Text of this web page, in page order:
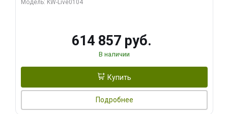
Модель: KW-Live0104
614 857 руб.
В наличии
Купить
Подробнее